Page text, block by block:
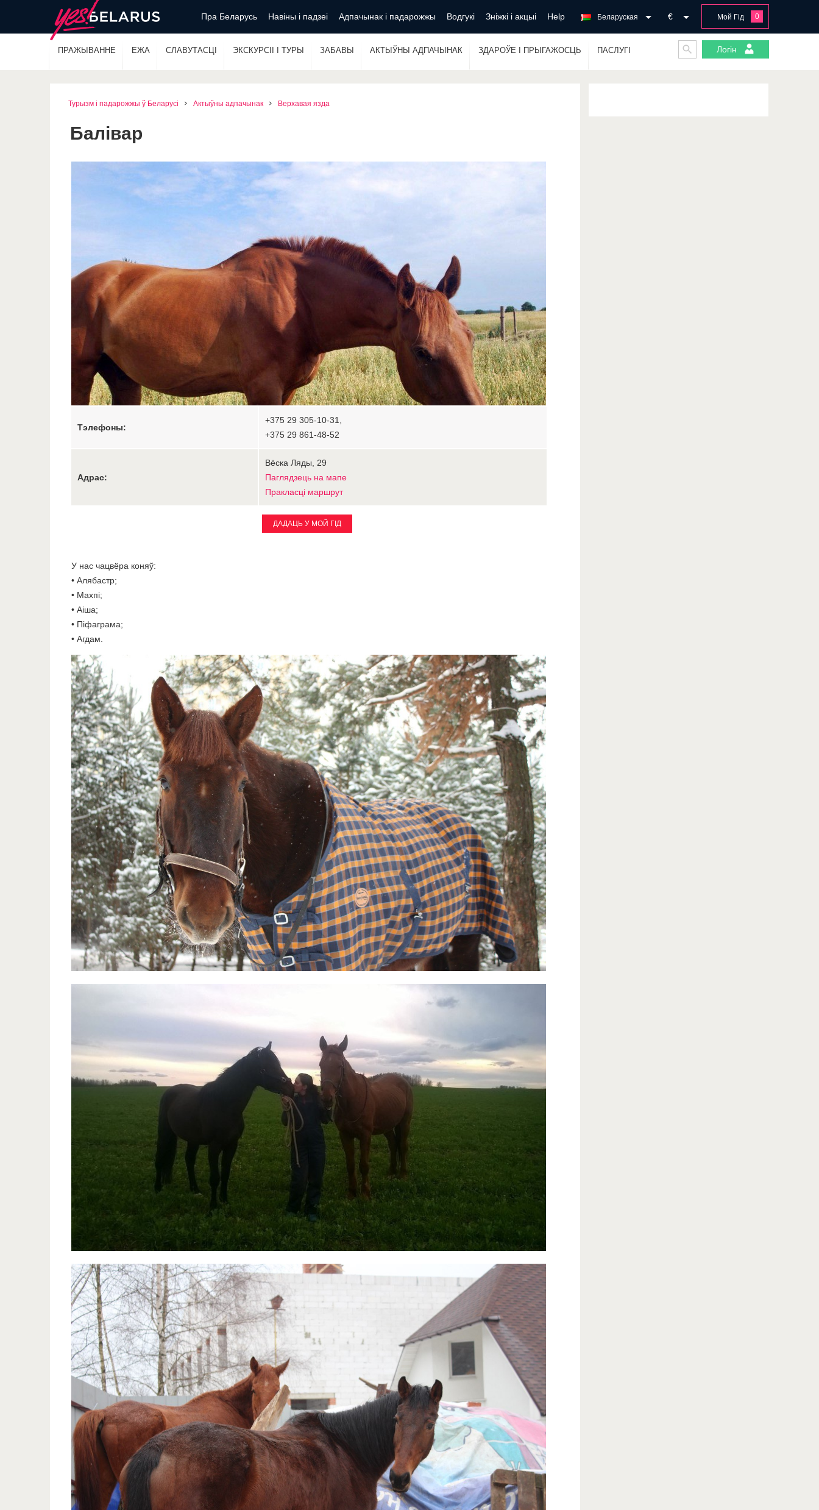
Пра Беларусь Навіны і падзеі Адпачынак і падарожжы Водгукі Зніжкі і акцыі Help Мой Гід 0
€
Беларуская
ПРАЖЫВАННЕ ЕЖА СЛАВУТАСЦІ ЭКСКУРСІІ І ТУРЫ ЗАБАВЫ АКТЫЎНЫ АДПАЧЫНАК ЗДАРОЎЕ І ПРЫГАЖОСЦЬ ПАСЛУГІ Логін
Турызм і падарожжы ў Беларусі Актыўны адпачынак Верхавая язда
Балівар
Тэлефоны:
+375 29 305-10-31,
+375 29 861-48-52
Адрас:
Вёска Ляды, 29
Паглядзець на мапе
Пракласці маршрут
ДАДАЦЬ У МОЙ ГІД
У нас чацвёра коняў:
• Алябастр;
• Махпі;
• Аіша;
• Піфаграма;
• Агдам.